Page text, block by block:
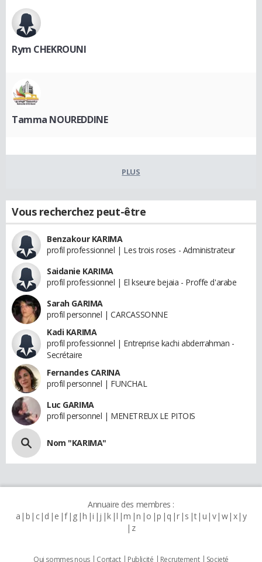
Rym CHEKROUNI
Tamma NOUREDDINE
PLUS
Vous recherchez peut-être
Benzakour KARIMA
profil professionnel | Les trois roses - Administrateur
Saidanie KARIMA
profil professionnel | El kseure bejaia - Proffe d'arabe
Sarah GARIMA
profil personnel | CARCASSONNE
Kadi KARIMA
profil professionnel | Entreprise kachi abderrahman -
Secrétaire
Fernandes CARINA
profil personnel | FUNCHAL
Luc GARIMA
profil personnel | MENETREUX LE PITOIS
Nom "KARIMA"
Annuaire des membres :
a b c d e f g h i j k l m n o p q r s t u v w x y
z
Qui sommes nous Contact Publicité Recrutement Societé